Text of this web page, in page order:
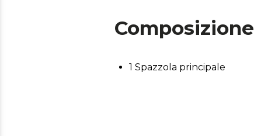
Composizione
1 Spazzola principale